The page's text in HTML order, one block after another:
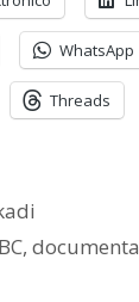
WhatsApp
Threads
,